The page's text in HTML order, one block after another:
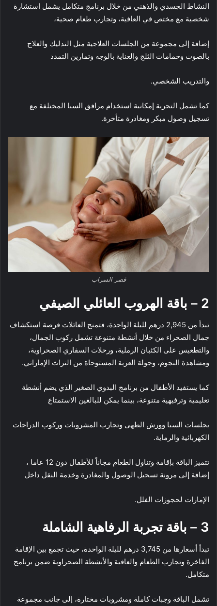
النشاط الجسدي والذهني من خلال برنامج متكامل يشمل استشارة
شخصية مع مختص في العافية، وتجارب طعام صحية،
إضافة إلى مجموعة من الجلسات العلاجية مثل التدليك والعلاج
بالصوت وحمامات الثلج والعناية بالوجه وتمارين التمدد
والتدريب الشخصي.
كما تشمل التجربة إمكانية استخدام مرافق السبا المختلفة مع
تسجيل وصول مبكر ومغادرة متأخرة.
قصر السراب
2 – باقة الهروب العائلي الصيفي
تبدأ من 2,945 درهم لليلة الواحدة، فتمنح العائلات فرصة استكشاف
جمال الصحراء من خلال أنشطة متنوعة تشمل ركوب الجمال،
والتطعيس على الكثبان الرملية، ورحلات السفاري الصحراوية،
ومشاهدة النجوم، وجولة العزبة المستوحاة من التراث الإماراتي.
كما يستفيد الأطفال من برنامج البدوي الصغير الذي يضم أنشطة
تعليمية وترفيهية متنوعة، بينما يمكن للبالغين الاستمتاع
بجلسات السبا وورش الطهي وتجارب المشروبات وركوب الدراجات
الكهربائية والرماية.
تتميز الباقة بإقامة وتناول الطعام مجاناً للأطفال دون 12 عاما ،
إضافة إلى مرونة تسجيل الوصول والمغادرة وخدمة النقل داخل
الإمارات لحجوزات الفلل.
3 – باقة تجربة الرفاهية الشاملة
تبدأ أسعارها من 3,745 درهم لليلة الواحدة، حيث تجمع بين الإقامة
الفاخرة وتجارب الطعام والعافية والأنشطة الصحراوية ضمن برنامج
متكامل.
تشمل الباقة وجبات كاملة ومشروبات مختارة، إلى جانب مجموعة